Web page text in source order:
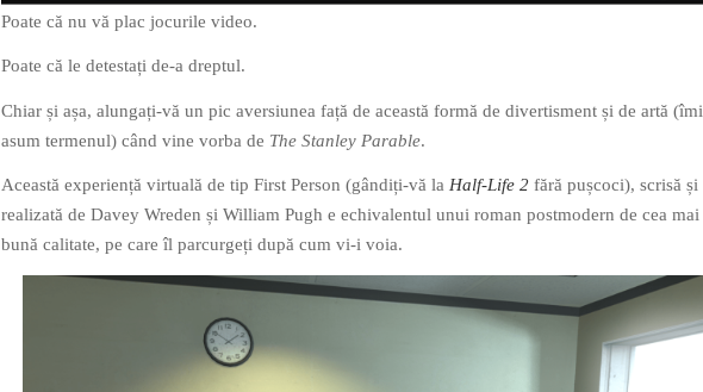
Poate că nu vă plac jocurile video.
Poate că le detestați de-a dreptul.
Chiar și așa, alungați-vă un pic aversiunea față de această formă de divertisment și de artă (îmi
asum termenul) când vine vorba de The Stanley Parable.
Această experiență virtuală de tip First Person (gândiți-vă la Half-Life 2 fără pușcoci), scrisă și
realizată de Davey Wreden și William Pugh e echivalentul unui roman postmodern de cea mai
bună calitate, pe care îl parcurgeți după cum vi-i voia.